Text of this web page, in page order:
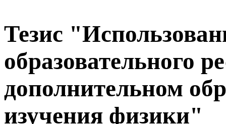
Тезис
образовательного
дополнительном
изучения физики"